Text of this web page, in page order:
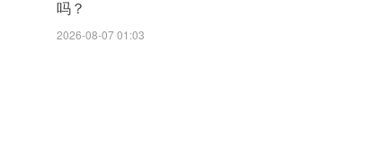
吗？
2026-08-07 01:03